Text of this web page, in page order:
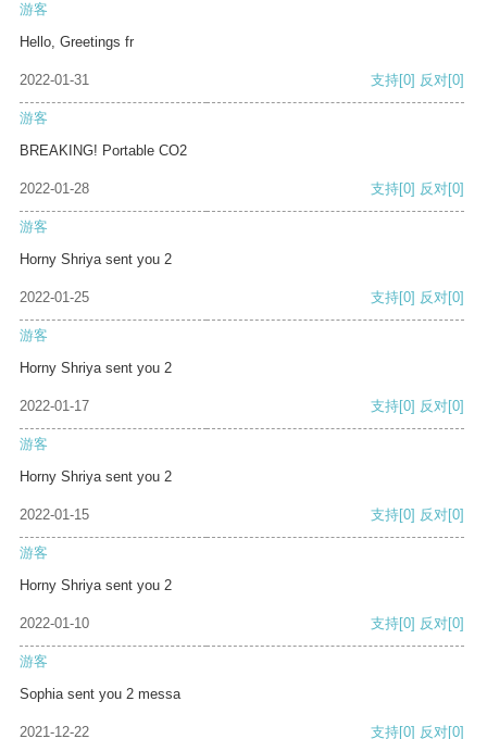
游客
Hello, Greetings fr
2022-01-31 支持[0] 反对[0]
游客
BREAKING! Portable CO2
2022-01-28 支持[0] 反对[0]
游客
Horny Shriya sent you 2
2022-01-25 支持[0] 反对[0]
游客
Horny Shriya sent you 2
2022-01-17 支持[0] 反对[0]
游客
Horny Shriya sent you 2
2022-01-15 支持[0] 反对[0]
游客
Horny Shriya sent you 2
2022-01-10 支持[0] 反对[0]
游客
Sophia sent you 2 messa
2021-12-22 支持[0] 反对[0]